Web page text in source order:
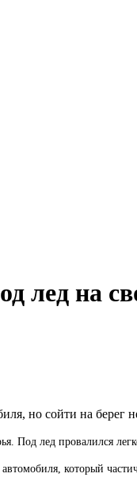
лед на
но сойти на берег
Под лед провалился
который